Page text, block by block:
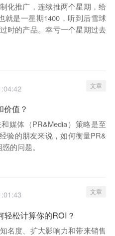
化推广，连续推两个星期，给
就是一星期1400，听到后雪球
时的产品。幸亏一个星期过去
文章
值？
媒体（PR&Media）策略是至
验的朋友来说，如何衡量PR&
的问题。
文章
轻松计算你的ROI？
名度、扩大影响力和带来销售